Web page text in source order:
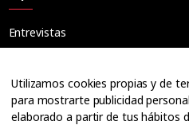
Entrevistas
Ópticos
Cuadernos
Guías
Utilizamos cookies propias y de
para mostrarte publicidad
elaborado a partir de tus hábitos